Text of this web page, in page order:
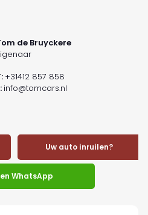
de Bruyckere
+31412 857 858
info@tomcars.nl
Uw auto inruilen?
WhatsApp